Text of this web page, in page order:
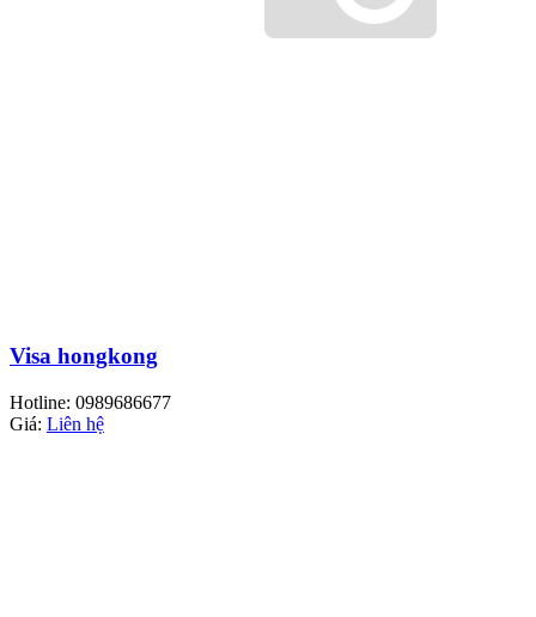
Visa hongkong
Hotline: 0989686677
Giá: Liên hệ